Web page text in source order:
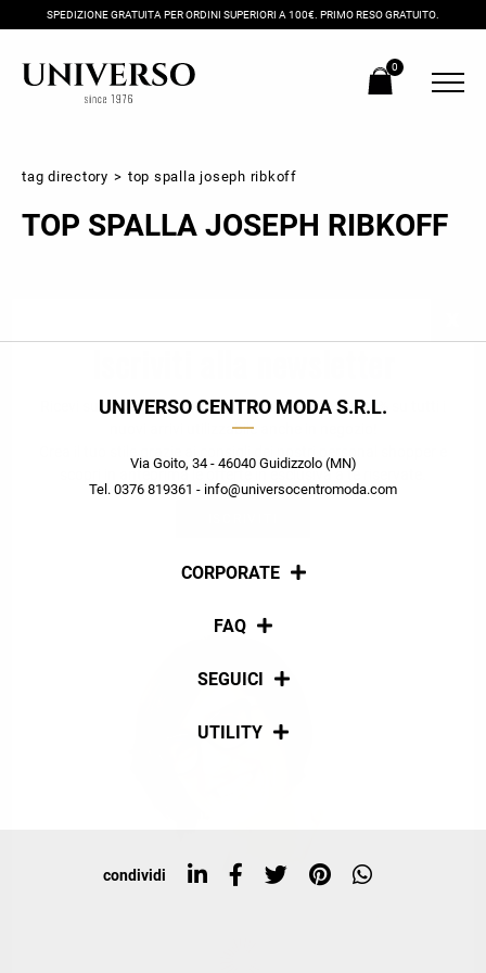
SPEDIZIONE GRATUITA PER ORDINI SUPERIORI A 100€. PRIMO RESO GRATUITO.
0
tag directory > top spalla joseph ribkoff
TOP SPALLA JOSEPH RIBKOFF
UNIVERSO CENTRO MODA S.R.L.
Via Goito, 34 - 46040 Guidizzolo (MN)
Tel. 0376 819361 - info@universocentromoda.com
CORPORATE
Chi siamo
FAQ
Pagamenti
SEGUICI
Social
UTILITY
Top ricerche
condividi
Ricevi subito il tuo promocode con lo sconto del 20% su tutti i
nuovi arrivi utilizzabile anche in negozio!
scopri in anteprima le offerte in esclusiva a te riservate.